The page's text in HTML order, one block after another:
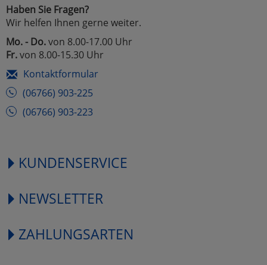
Haben Sie Fragen?
Wir helfen Ihnen gerne weiter.
Mo. - Do.von 8.00-17.00 Uhr
Fr.von 8.00-15.30 Uhr
Kontaktformular
(06766) 903-225
(06766) 903-223
KUNDENSERVICE
NEWSLETTER
ZAHLUNGSARTEN